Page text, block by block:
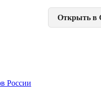
Открыть в